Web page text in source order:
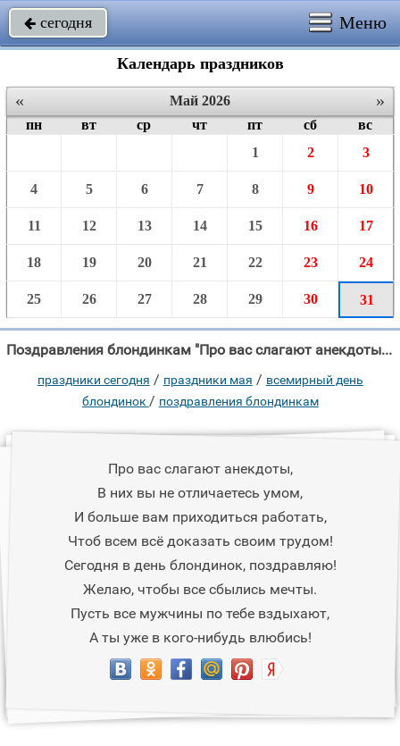
 сегодня Меню
Календарь праздников
« »
Май 2026
пн
вт ср чт пт сб
вс
1
2 3
4 5 6 7 8 9 10
11 12 13 14 15 16 17
18 19 20 21 22 23 24
25 26 27 28 29 30 31
Поздравления блондинкам "Про вас слагают анекдоты, В них вы не отличаетесь умом, И больше вам приходиться "
праздники сегодня / праздники мая / всемирный день
блондинок / поздравления блондинкам
Про вас слагают анекдоты,
В них вы не отличаетесь умом,
И больше вам приходиться работать,
Чтоб всем всё доказать своим трудом!
Сегодня в день блондинок, поздравляю!
Желаю, чтобы все сбылись мечты.
Пусть все мужчины по тебе вздыхают,
А ты уже в кого-нибудь влюбись!